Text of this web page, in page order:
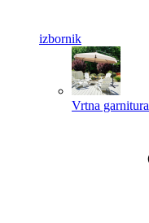
izbornik
Vrtna garnitura